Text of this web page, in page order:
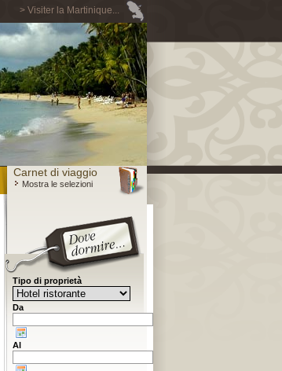
> Visiter la Martinique...
Carnet di viaggio
Mostra le selezioni
Tipo di proprietà
Da
Al